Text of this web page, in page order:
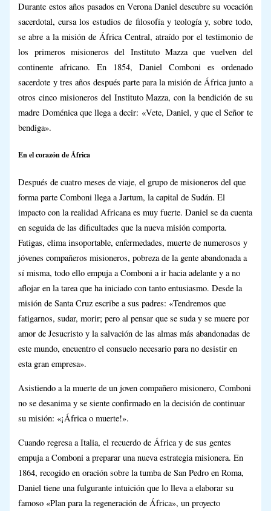
Durante estos años pasados en Verona Daniel descubre su vocación
sacerdotal, cursa los estudios de filosofía y teología y, sobre todo,
se abre a la misión de África Central, atraído por el testimonio de
los primeros misioneros del Instituto Mazza que vuelven del
continente africano. En 1854, Daniel Comboni es ordenado
sacerdote y tres años después parte para la misión de África junto a
otros cinco misioneros del Instituto Mazza, con la bendición de su
madre Doménica que llega a decir: «Vete, Daniel, y que el Señor te
bendiga».
En el corazón de África
Después de cuatro meses de viaje, el grupo de misioneros del que
forma parte Comboni llega a Jartum, la capital de Sudán. El
impacto con la realidad Africana es muy fuerte. Daniel se da cuenta
en seguida de las dificultades que la nueva misión comporta.
Fatigas, clima insoportable, enfermedades, muerte de numerosos y
jóvenes compañeros misioneros, pobreza de la gente abandonada a
sí misma, todo ello empuja a Comboni a ir hacia adelante y a no
aflojar en la tarea que ha iniciado con tanto entusiasmo. Desde la
misión de Santa Cruz escribe a sus padres: «Tendremos que
fatigarnos, sudar, morir; pero al pensar que se suda y se muere por
amor de Jesucristo y la salvación de las almas más abandonadas de
este mundo, encuentro el consuelo necesario para no desistir en
esta gran empresa».
Asistiendo a la muerte de un joven compañero misionero, Comboni
no se desanima y se siente confirmado en la decisión de continuar
su misión: «¡África o muerte!».
Cuando regresa a Italia, el recuerdo de África y de sus gentes
empuja a Comboni a preparar una nueva estrategia misionera. En
1864, recogido en oración sobre la tumba de San Pedro en Roma,
Daniel tiene una fulgurante intuición que lo lleva a elaborar su
famoso «Plan para la regeneración de África», un proyecto